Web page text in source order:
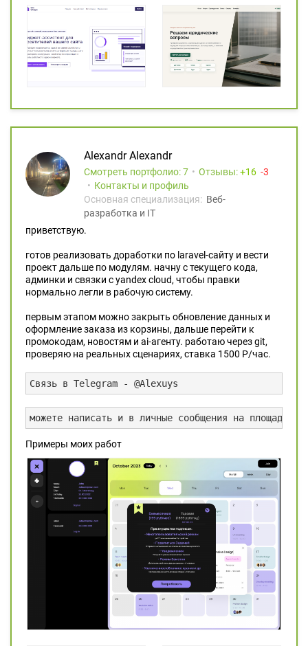
Alexandr Alexandr
Смотреть портфолио: 7 Отзывы: 16
3
Контакты и профиль
Основная специализация: Веб-
разработка и IT
приветствую.
готов реализовать доработки по laravel-сайту и вести
проект дальше по модулям. начну с текущего кода,
админки и связки с yandex cloud, чтобы правки
нормально легли в рабочую систему.
первым этапом можно закрыть обновление данных и
оформление заказа из корзины, дальше перейти к
промокодам, новостям и ai-агенту. работаю через git,
проверяю на реальных сценариях, ставка 1500 Р/час.
Связь в Telegram - @Alexuys
можете написать и в личные сообщения на площадке
Примеры моих работ